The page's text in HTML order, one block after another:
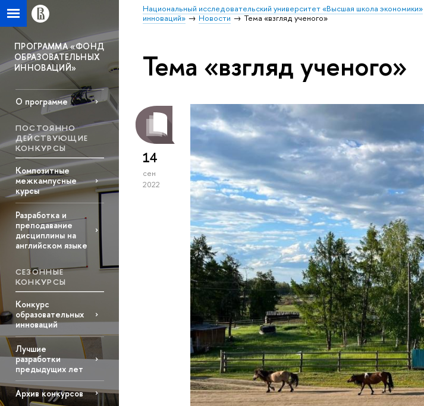
Национальный исследовательский университет «Высшая школа экономики»
инноваций»
Новости Тема «взгляд ученого»
ПРОГРАММА «ФОНД
ОБРАЗОВАТЕЛЬНЫХ
ИННОВАЦИЙ»
О программе
ПОСТОЯННО
ДЕЙСТВУЮЩИЕ
КОНКУРСЫ
Композитные
межкампусные
курсы
Разработка и
преподавание
дисциплины на
английском языке
СЕЗОННЫЕ
КОНКУРСЫ
Конкурс
образовательных
инноваций
Лучшие
разработки
предыдущих лет
Архив конкурсов
Тема «взгляд ученого»
14
сен
2022